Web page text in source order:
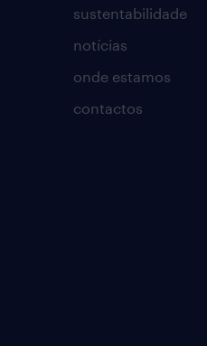
sustentabilidade
notícias
onde estamos
contactos